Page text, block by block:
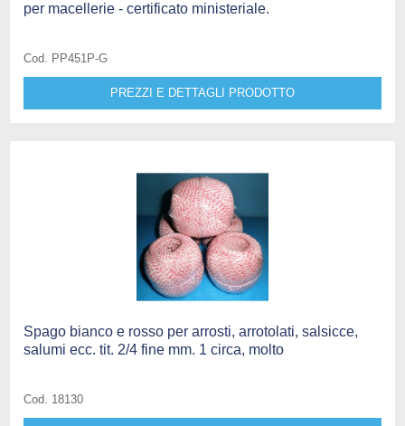
per macellerie - certificato ministeriale.
Cod. PP451P-G
PREZZI E DETTAGLI PRODOTTO
Spago bianco e rosso per arrosti, arrotolati, salsicce,
salumi ecc. tit. 2/4 fine mm. 1 circa, molto
Cod. 18130